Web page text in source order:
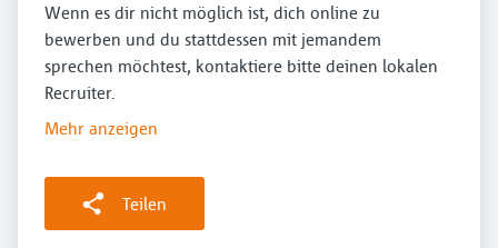
Wenn es dir nicht möglich ist, dich online zu
bewerben und du stattdessen mit jemandem
sprechen möchtest, kontaktiere bitte deinen lokalen
Recruiter.
Mehr anzeigen
Teilen